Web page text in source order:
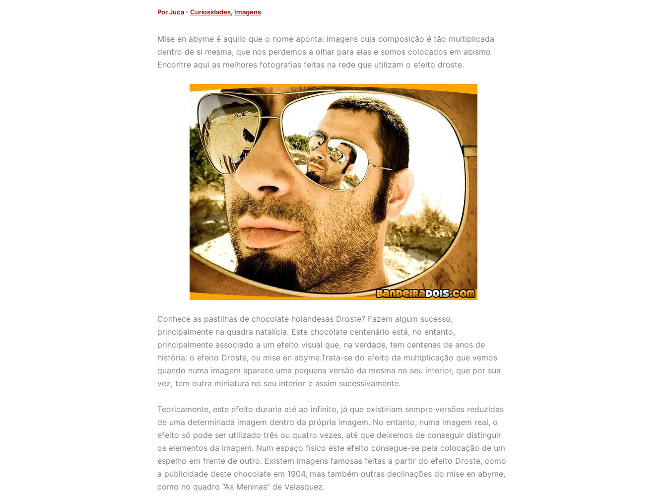
PorJuca-Curiosidades, Imagens
Mise en abyme é aquilo que o nome aponta: imagens cuja composição é tão multiplicada
dentro de si mesma, que nos perdemos a olhar para elas e somos colocados em abismo.
Encontre aqui as melhores fotografias feitas na rede que utilizam o efeito droste.
Conhece as pastilhas de chocolate holandesas Droste? Fazem algum sucesso,
principalmente na quadra natalícia. Este chocolate centenário está, no entanto,
principalmente associado a um efeito visual que, na verdade, tem centenas de anos de
história: o efeito Droste, ou mise en abyme.Trata-se do efeito da multiplicação que vemos
quando numa imagem aparece uma pequena versão da mesma no seu interior, que por sua
vez, tem outra miniatura no seu interior e assim sucessivamente.
Teoricamente, este efeito duraria até ao infinito, já que existiriam sempre versões reduzidas
de uma determinada imagem dentro da própria imagem. No entanto, numa imagem real, o
efeito só pode ser utilizado três ou quatro vezes, até que deixemos de conseguir distinguir
os elementos da imagem. Num espaço físico este efeito consegue-se pela colocação de um
espelho em frente de outro. Existem imagens famosas feitas a partir do efeito Droste, como
a publicidade deste chocolate em 1904, mas também outras declinações do mise en abyme,
como no quadro “As Meninas” de Velasquez.